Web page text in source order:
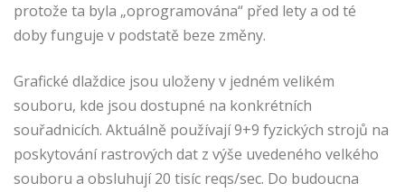
protože ta byla „oprogramována“ před lety a od té
doby funguje v podstatě beze změny.
Grafické dlaždice jsou uloženy v jedném velikém
souboru, kde jsou dostupné na konkrétních
souřadnicích. Aktuálně používají 9+9 fyzických strojů na
poskytování rastrových dat z výše uvedeného velkého
souboru a obsluhují 20 tisíc reqs/sec. Do budoucna